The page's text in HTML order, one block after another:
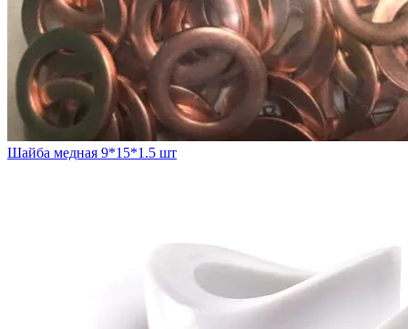
Шайба медная 9*15*1.5 шт